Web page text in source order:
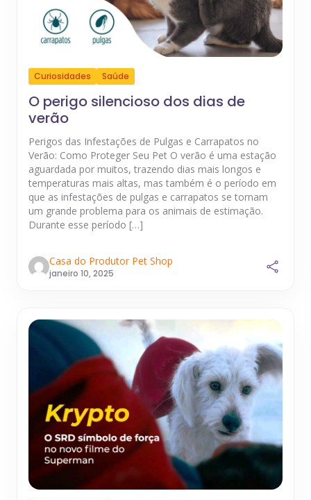
Curiosidades Saúde
O perigo silencioso dos dias de
verão
Perigos das Infestações de Pulgas e Carrapatos no
Verão: Como Proteger Seu Pet O verão é uma estação
aguardada por muitos, trazendo dias mais longos e
temperaturas mais altas, mas também é o período em
que as infestações de pulgas e carrapatos se tornam
um grande problema para os animais de estimação.
Durante esse período […]
Casa do Produtor Pet Shop
janeiro 10, 2025